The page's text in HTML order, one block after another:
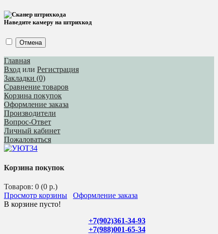
Наведите камеру на штрихкод
Отмена
Главная
Вход или Регистрация
Закладки (0)
Сравнение товаров
Корзина покупок
Оформление заказа
Производители
Вопрос-Ответ
Личный кабинет
Пожаловаться
Корзина покупок
Товаров: 0 (0 р.)
Просмотр корзины
Оформление заказа
В корзине пусто!
+7(902)361-34-93
+7(988)001-65-34